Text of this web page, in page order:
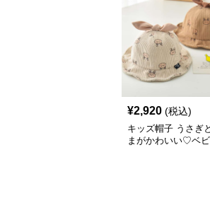
¥2,920 (税込)
キッズ帽子 うさぎ
まがかわいい♡ベ